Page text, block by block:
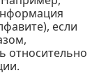
если
относительно